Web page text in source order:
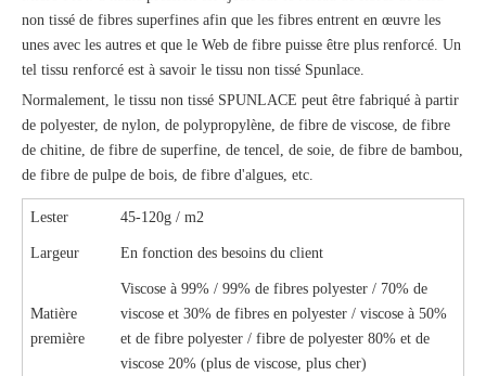
non tissé de fibres superfines afin que les fibres entrent en œuvre les
unes avec les autres et que le Web de fibre puisse être plus renforcé. Un
tel tissu renforcé est à savoir le tissu non tissé Spunlace.
Normalement, le tissu non tissé SPUNLACE peut être fabriqué à partir
de polyester, de nylon, de polypropylène, de fibre de viscose, de fibre
de chitine, de fibre de superfine, de tencel, de soie, de fibre de bambou,
de fibre de pulpe de bois, de fibre d'algues, etc.
Lester 45-120g / m2
Largeur En fonction des besoins du client
Matière
première
Viscose à 99% / 99% de fibres polyester / 70% de
viscose et 30% de fibres en polyester / viscose à 50%
et de fibre polyester / fibre de polyester 80% et de
viscose 20% (plus de viscose, plus cher)